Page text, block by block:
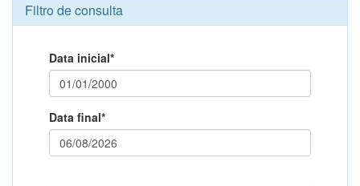
Filtro de consulta
Data inicial*
Data final*